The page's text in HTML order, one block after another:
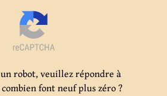
un robot, veuillez répondre à
font neuf plus zéro ?